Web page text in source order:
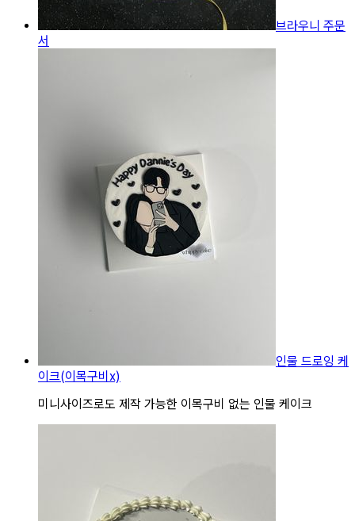
브라우니 주문
서
인물 드로잉 케
이크(이목구비x)
미니사이즈로도 제작 가능한 이목구비 없는 인물 케이크